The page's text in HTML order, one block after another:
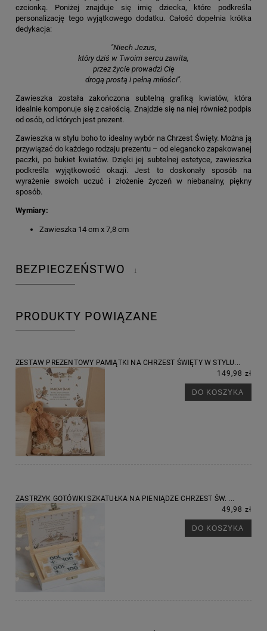
czcionką. Poniżej znajduje się imię dziecka, które podkreśla
personalizację tego wyjątkowego dodatku. Całość dopełnia krótka
dedykacja:
"Niech Jezus,
który dziś w Twoim sercu zawita,
przez życie prowadzi Cię
drogą prostą i pełną miłości".
Zawieszka została zakończona subtelną grafiką kwiatów, która
idealnie komponuje się z całością. Znajdzie się na niej również podpis
od osób, od których jest prezent.
Zawieszka w stylu boho to idealny wybór na Chrzest Święty. Można ją
przywiązać do każdego rodzaju prezentu – od elegancko zapakowanej
paczki, po bukiet kwiatów. Dzięki jej subtelnej estetyce, zawieszka
podkreśla wyjątkowość okazji. Jest to doskonały sposób na
wyrażenie swoich uczuć i złożenie życzeń w niebanalny, piękny
sposób.
Wymiary:
Zawieszka 14 cm x 7,8 cm
BEZPIECZEŃSTWO ↓
PRODUKTY POWIĄZANE
ZESTAW PREZENTOWY PAMIĄTKI NA CHRZEST ŚWIĘTY W STYLU...
149,98 zł
DO KOSZYKA
ZASTRZYK GOTÓWKI SZKATUŁKA NA PIENIĄDZE CHRZEST ŚW. ...
49,98 zł
DO KOSZYKA